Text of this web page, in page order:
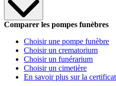
Comparer les pompes funèbres
Choisir une pompe funèbre
Choisir un crematorium
Choisir un funérarium
Choisir un cimetière
En savoir plus sur la